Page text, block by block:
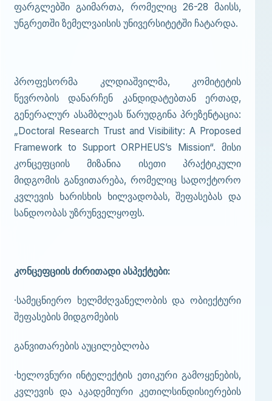
ფარგლებში გაიმართა, რომელიც 26-28 მაისს,
უნგრეთში ზემელვაისის უნივერსიტეტში ჩატარდა.
პროფესორმა კლდიაშვილმა, კომიტეტის
წევრობის დანარჩენ კანდიდატებთან ერთად,
გენერალურ ასამბლეას წარუდგინა პრეზენტაცია:
„Doctoral Research Trust and Visibility: A Proposed
Framework to Support ORPHEUS’s Mission“. მისი
კონცეფციის მიზანია ისეთი პრაქტიკული
მიდგომის განვითარება, რომელიც სადოქტორო
კვლევის ხარისხის ხილვადობას, შეფასებას და
სანდოობას უზრუნველყოფს.
კონცეფციის ძირითადი ასპექტები:
·სამეცნიერო ხელმძღვანელობის და ობიექტური
შეფასების მიდგომების
განვითარების აუცილებლობა
·ხელოვნური ინტელექტის ეთიკური გამოყენების,
კვლევის და აკადემიური კეთილსინდისიერების